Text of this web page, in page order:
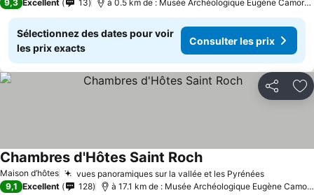
9,3 Excellent 13 à 0.5 km de : Musée Archéologique Eugène
Sélectionnez des dates pour voir
les prix exacts
Consulter les prix
Partager
Maison d’hôtes vues panoramiques sur la vallée et les Pyrénées
Chambres d'Hôtes Saint RochConsulter les prix
9,1 Excellent 128 à 17.1 km de : Musée Archéologique Eugène